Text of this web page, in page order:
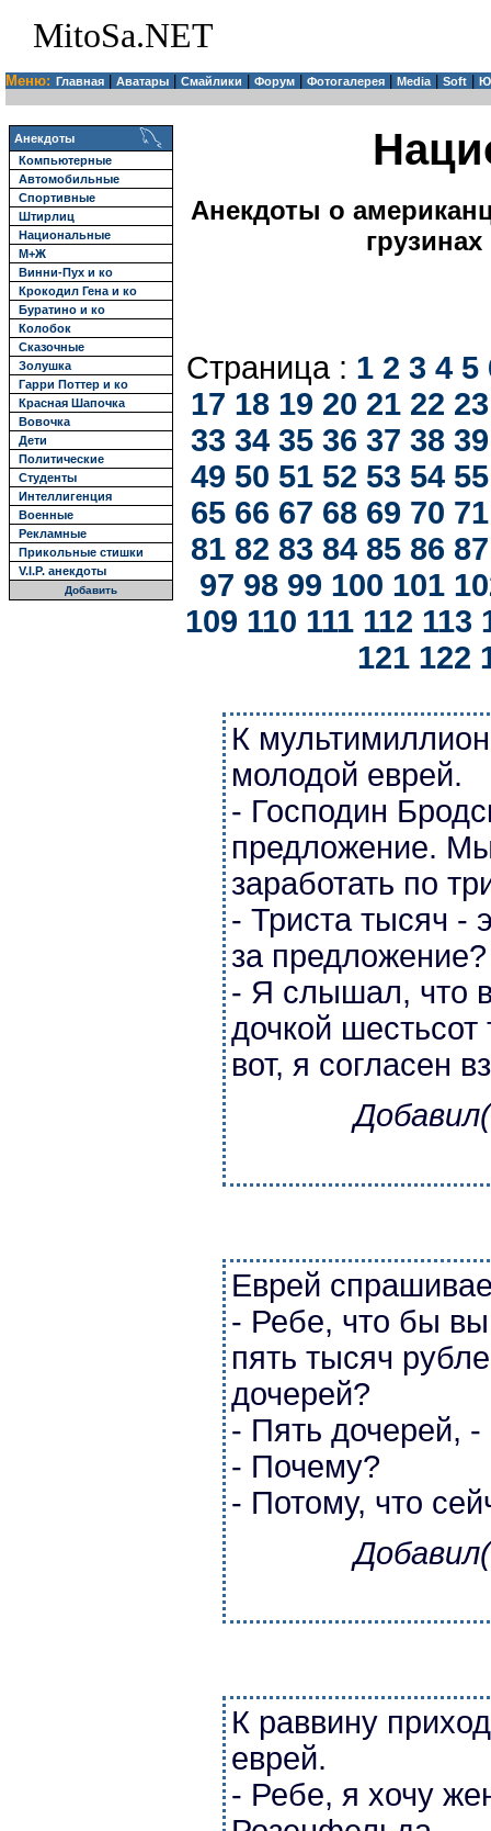
MitoSa.NET
Меню: Главная Аватары Смайлики Форум Фотогалерея Media| Soft
Анекдоты
Компьютерные
Автомобильные
Спортивные
Штирлиц
Национальные
М+Ж
Винни-Пух и ко
Крокодил Гена и ко
Буратино и ко
Колобок
Сказочные
Золушка
Гарри Поттер и ко
Красная Шапочка
Вовочка
Дети
Политические
Студенты
Интеллигенция
Военные
Рекламные
Прикольные стишки
V.I.P. анекдоты
Добавить
Анекдоты о
Страница : 1 2 3 4 5
17 18 19 20 21 22 23
33 34 35 36 37 38 39
49 50 51 52 53 54 55
65 66 67 68 69 70 71
81 82 83 84 85 86 87
97 98 99 100 101
109 110 111 112 113
121 122
К
молодой еврей.
- Господин
предложение.
заработать по
- Триста тысяч -
за предложение?
- Я слышал, что
дочкой
вот, я согласен
Еврей
- Ребе, что бы
пять тысяч
дочерей?
- Пять дочерей, -
- Почему?
- Потому, что
К раввину
еврей.
- Ребе, я хочу